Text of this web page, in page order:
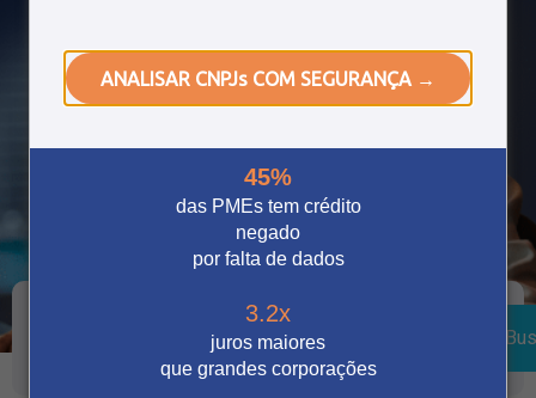
ANALISAR CNPJs COM SEGURANÇA →
45%
das PMEs tem crédito
negado
por falta de dados
3.2x
juros maiores
que grandes corporações